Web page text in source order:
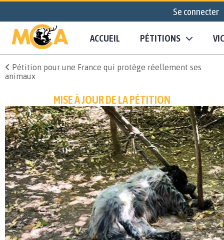
Se connecter
ACCUEIL PÉTITIONS
Pétition pour une France qui protège réellement ses
animaux
MISE À JOUR DE LA PÉTITION